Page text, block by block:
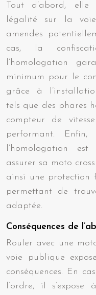
Tout d’abord,
légalité sur la
amendes
cas, la
l’homologation
minimum pour le
grâce à
tels que des phares
compteur de
performant.
l’homologation
assurer sa moto
ainsi une protection
permettant de
adaptée.
Conséquences de
Rouler avec une
voie publique
conséquences. En
l’ordre, il s’expose